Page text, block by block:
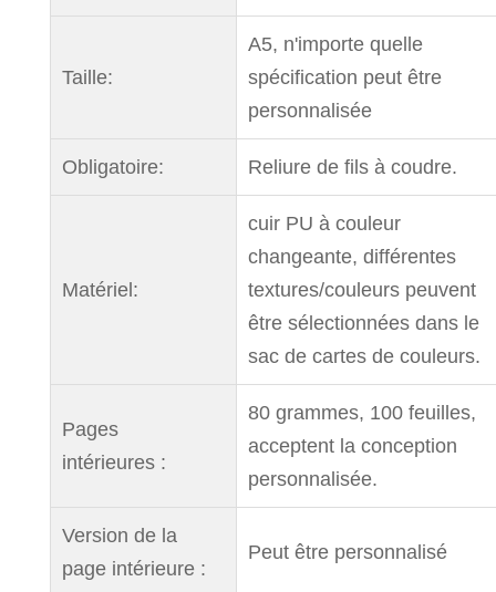
Taille:
A5, n'importe quelle
spécification peut être
personnalisée
Obligatoire: Reliure de fils à coudre.
Matériel:
cuir PU à couleur
changeante, différentes
textures/couleurs peuvent
être sélectionnées dans le
sac de cartes de couleurs.
Pages
intérieures :
80 grammes, 100 feuilles,
acceptent la conception
personnalisée.
Version de la
page intérieure :
Peut être personnalisé